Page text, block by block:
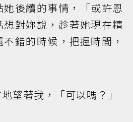
後續的事情，「或許恩
對妳說，趁著她現在精
錯的時候，把握時間，
望著我，「可以嗎？」